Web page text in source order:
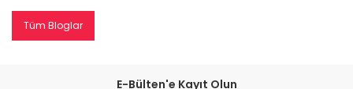
Tüm Bloglar
E-Bülten'e Kayıt Olun